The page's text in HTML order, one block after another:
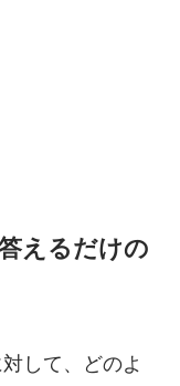
えるだけの
して、どのよ